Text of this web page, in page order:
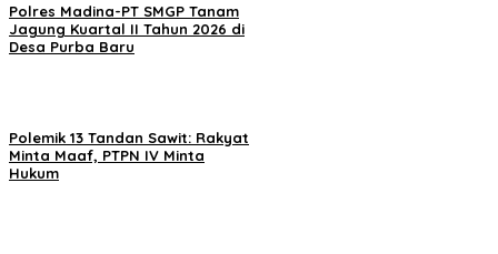
Polres Madina-PT SMGP Tanam
Jagung Kuartal II Tahun 2026 di
Desa Purba Baru
Polemik 13 Tandan Sawit: Rakyat
Minta Maaf, PTPN IV Minta
Hukum